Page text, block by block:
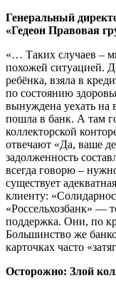
Генеральный
«Гедеон Правовая
«… Таких случаев –
похожей ситуацией.
ребёнка, взяла в
по состоянию
вынуждена уехать на
пошла в банк. А там
коллекторской
отвечают «Да, ваше
задолженность
всегда говорю –
существует
клиенту:
«Россельхозбанк» —
поддержка. Они, по
Большинство же
карточках часто
Осторожно: Злой